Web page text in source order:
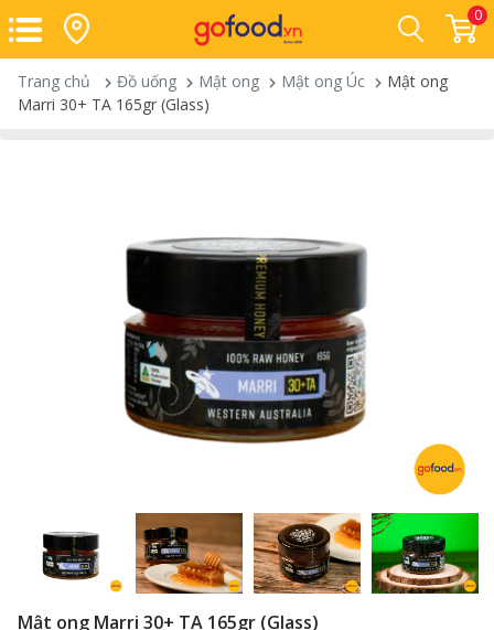
0
Trang chủ Đồ uống Mật ong Mật ong Úc
Mật ong
Marri 30+ TA 165gr (Glass)
Mật ong Marri 30+ TA 165gr (Glass)